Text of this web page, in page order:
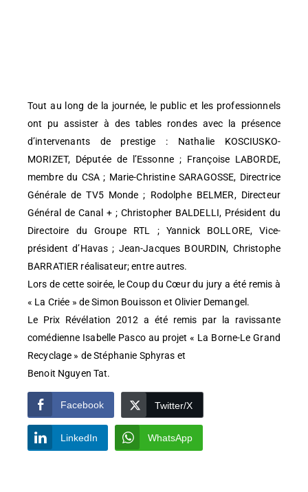
Tout au long de la journée, le public et les professionnels
ont pu assister à des tables rondes avec la présence
d’intervenants de prestige : Nathalie KOSCIUSKO-
MORIZET, Députée de l’Essonne ; Françoise LABORDE,
membre du CSA ; Marie-Christine SARAGOSSE, Directrice
Générale de TV5 Monde ; Rodolphe BELMER, Directeur
Général de Canal + ; Christopher BALDELLI, Président du
Directoire du Groupe RTL ; Yannick BOLLORE, Vice-
président d’Havas ; Jean-Jacques BOURDIN, Christophe
BARRATIER réalisateur; entre autres.
Lors de cette soirée, le Coup du Cœur du jury a été remis à
« La Criée » de Simon Bouisson et Olivier Demangel.
Le Prix Révélation 2012 a été remis par la ravissante
comédienne Isabelle Pasco au projet « La Borne-Le Grand
Recyclage » de Stéphanie Sphyras et
Benoit Nguyen Tat.
Facebook Twitter/X
LinkedIn WhatsApp